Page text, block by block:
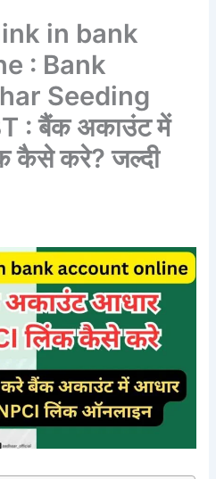
in bank
: Bank
Seeding
: बैंक अकाउंट में
कैसे करे? जल्दी